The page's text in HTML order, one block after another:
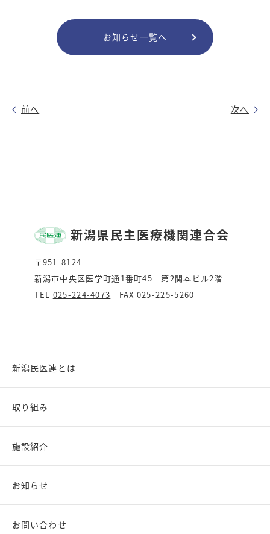
お知らせ一覧へ
前へ 次へ
新潟県民主医療機関連合会
〒951-8124
新潟市中央区医学町通1番町45 第2関本ビル2階
TEL 025-224-4073 FAX 025-225-5260
新潟民医連とは
取り組み
施設紹介
お知らせ
お問い合わせ